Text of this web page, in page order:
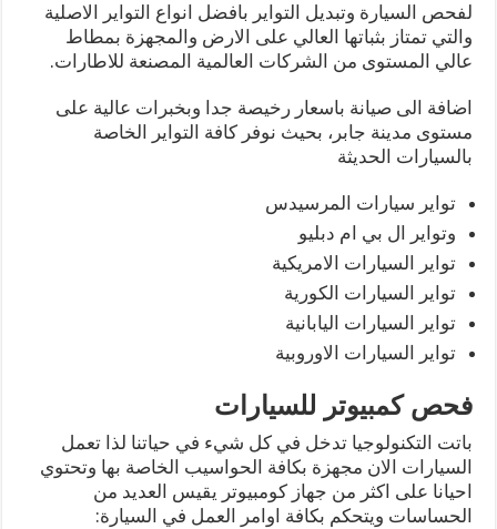
لفحص السيارة وتبديل التواير بافضل انواع التواير الاصلية
والتي تمتاز بثباتها العالي على الارض والمجهزة بمطاط
عالي المستوى من الشركات العالمية المصنعة للاطارات.
اضافة الى صيانة باسعار رخيصة جدا وبخبرات عالية على
مستوى مدينة جابر، بحيث نوفر كافة التواير الخاصة
بالسيارات الحديثة
تواير سيارات المرسيدس
وتواير ال بي ام دبليو
تواير السيارات الامريكية
تواير السيارات الكورية
تواير السيارات اليابانية
تواير السيارات الاوروبية
فحص كمبيوتر للسيارات
باتت التكنولوجيا تدخل في كل شيء في حياتنا لذا تعمل
السيارات الان مجهزة بكافة الحواسيب الخاصة بها وتحتوي
احيانا على اكثر من جهاز كومبيوتر يقيس العديد من
الحساسات ويتحكم بكافة اوامر العمل في السيارة: